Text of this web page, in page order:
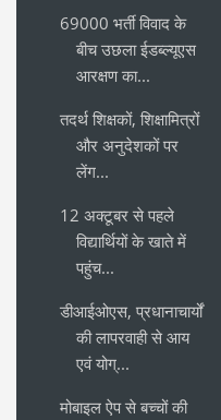
69000 भर्ती विवाद के
बीच उछला ईडब्ल्यूएस
आरक्षण का...
तदर्थ शिक्षकों, शिक्षामित्रों
और अनुदेशकों पर
लेंग...
12 अक्टूबर से पहले
विद्यार्थियों के खाते में
पहुंच...
डीआईओएस, प्रधानाचार्यों
की लापरवाही से आय
एवं योग्...
मोबाइल ऐप से बच्चों की